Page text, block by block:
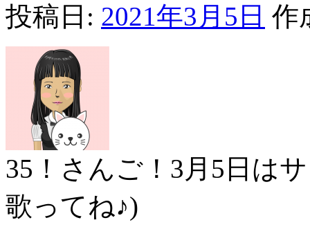
投稿日: 2021年3月5日 作
35！さんご！3月5日は
歌ってね♪)